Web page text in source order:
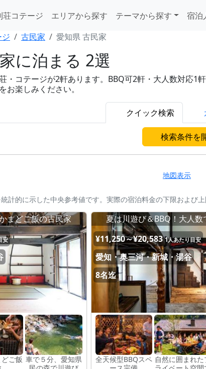
荘コテージ エリアから探す テーマから探す 宿泊
古民家 愛知県 古民家
に泊まる 2選
・コテージが2軒あります。BBQ可2軒・大人数対応
お楽しみください。
クイック検索
検索条件を
地図表示
計的に示した中央参考値です。実際の宿泊料金の下限および上
まどご飯の古民家
安
ご飯 車で５分、愛知県
夏は川遊び＆BBQ！大人
¥11,250～¥20,583 1人あたり目安
愛知・奥三河・新城・湯谷
8名迄
全天候型BBQスペ 自然に囲まれた